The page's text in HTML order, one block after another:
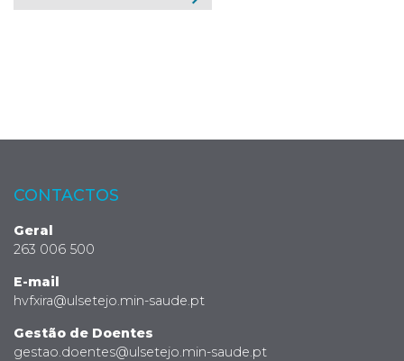
CONTACTOS
Geral
263 006 500
E-mail
hvfxira@ulsetejo.min-saude.pt
Gestão de Doentes
gestao.doentes@ulsetejo.min-saude.pt